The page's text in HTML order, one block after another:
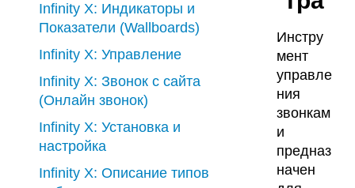
Infinity X: Индикаторы и
Показатели (Wallboards)
Infinity X: Управление
Infinity X: Звонок с сайта
(Онлайн звонок)
Infinity X: Установка и
настройка
Infinity X: Описание типов
Инстру
мент
управле
ния
звонкам
и
предназ
начен